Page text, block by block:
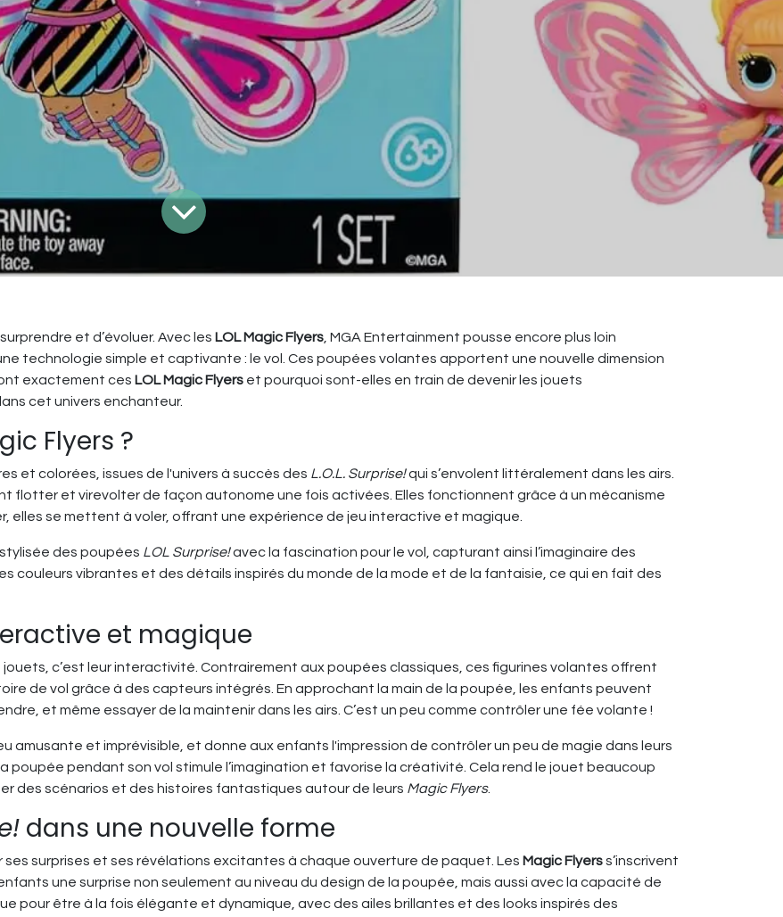
et d’évoluer. Avec les LOL Magic Flyers, MGA Entertainment pousse encore plus loin
technologie simple et captivante : le vol. Ces poupées volantes apportent une nouvelle dimension
exactement ces LOL Magic Flyers et pourquoi sont-elles en train de devenir les jouets
cet univers enchanteur.
Flyers ?
et colorées, issues de l'univers à succès des L.O.L. Surprise!qui s’envolent littéralement dans les airs.
flotter et virevolter de façon autonome une fois activées. Elles fonctionnent grâce à un mécanisme
elles se mettent à voler, offrant une expérience de jeu interactive et magique.
des poupées LOL Surprise!avec la fascination pour le vol, capturant ainsi l’imaginaire des
couleurs vibrantes et des détails inspirés du monde de la mode et de la fantaisie, ce qui en fait des
et magique
c’est leur interactivité. Contrairement aux poupées classiques, ces figurines volantes offrent
de vol grâce à des capteurs intégrés. En approchant la main de la poupée, les enfants peuvent
et même essayer de la maintenir dans les airs. C’est un peu comme contrôler une fée volante !
amusante et imprévisible, et donne aux enfants l'impression de contrôler un peu de magie dans leurs
poupée pendant son vol stimule l’imagination et favorise la créativité. Cela rend le jouet beaucoup
des scénarios et des histoires fantastiques autour de leurs Magic Flyers.
dans une nouvelle forme
surprises et ses révélations excitantes à chaque ouverture de paquet. Les Magic Flyerss’inscrivent
une surprise non seulement au niveau du design de la poupée, mais aussi avec la capacité de
pour être à la fois élégante et dynamique, avec des ailes brillantes et des looks inspirés des